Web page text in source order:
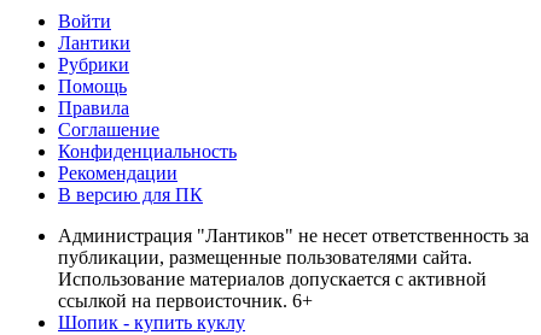
Войти
Лантики
Рубрики
Помощь
Правила
Соглашение
Конфиденциальность
Рекомендации
В версию для ПК
Администрация "Лантиков" не несет ответственность за
публикации, размещенные пользователями сайта.
Использование материалов допускается с активной
ссылкой на первоисточник. 6+
Шопик - купить куклу